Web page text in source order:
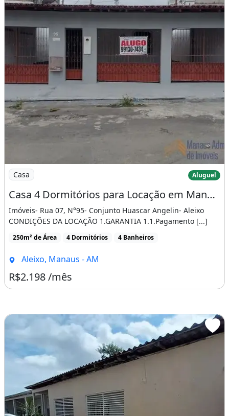
Imagem: Casa 4 Dormitórios para Locação em Manaus
Casa Aluguel
Casa 4 Dormitórios para Locação em Manaus - Am
Imóveis- Rua 07, N°95- Conjunto Huascar Angelin- Aleixo
CONDIÇÕES DA LOCAÇÃO 1.GARANTIA 1.1.Pagamento [...]
250m² de Área 4 Dormitórios 4 Banheiros
Aleixo, Manaus - AM
R$2.198 /mês